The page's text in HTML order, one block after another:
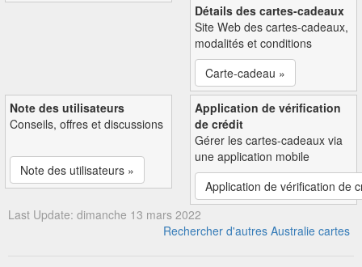
Détails des cartes-cadeaux
Site Web des cartes-cadeaux,
modalités et conditions
Carte-cadeau »
Note des utilisateurs
Conseils, offres et discussions
Note des utilisateurs »
Application de vérification
de crédit
Gérer les cartes-cadeaux via
une application mobile
Application de vérification de
Last Update: dimanche 13 mars 2022
Rechercher d'autres Australie cartes